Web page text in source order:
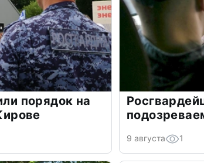
порядок на
9 августа 1